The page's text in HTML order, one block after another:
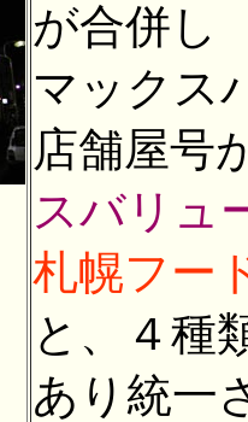
が合併し
マックス
店舗屋号
スバリュ
札幌フー
と、４種
あり統一